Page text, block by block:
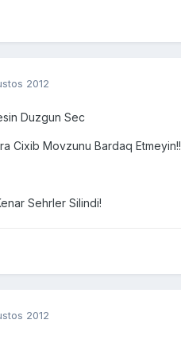
2012
Duzgun Sec
Cixib Movzunu Bardaq Etmeyin!!
Sehrler Silindi!
2012